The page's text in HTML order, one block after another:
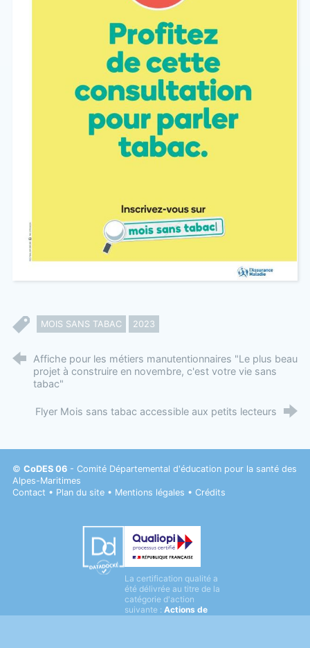
MOIS SANS TABAC 2023
Affiche pour les métiers manutentionnaires "Le plus beau
projet à construire en novembre, c'est votre vie sans
tabac"
Flyer Mois sans tabac accessible aux petits lecteurs
© CoDES 06- Comité Départemental d'éducation pour la santé des
Alpes-Maritimes
Contact • Plan du site• Mentions légales • Crédits
Datadock
Qualiopi
La certification qualité a
été délivrée au titre de la
catégorie d'action
suivante : Actions de